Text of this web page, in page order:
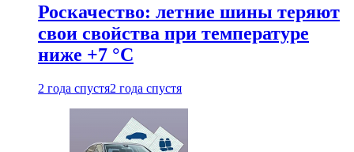
Роскачество: летние шины теряют
свои свойства при температуре
ниже +7 °C
2 года спустя2 года спустя